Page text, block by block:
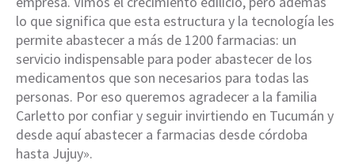
lo que significa que esta estructura y la tecnología les
permite abastecer a más de 1200 farmacias: un
servicio indispensable para poder abastecer de los
medicamentos que son necesarios para todas las
personas. Por eso queremos agradecer a la familia
Carletto por confiar y seguir invirtiendo en Tucumán y
desde aquí abastecer a farmacias desde córdoba
hasta Jujuy».